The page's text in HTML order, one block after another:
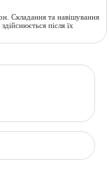
Складання та навішування
після їх